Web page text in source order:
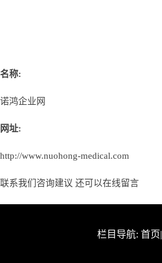
名称:
诺鸿企业网
网址:
http://www.nuohong-medical.com
联系我们咨询建议 还可以在线留言
栏目导航: 首页|